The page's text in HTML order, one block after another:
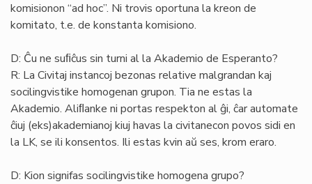
komisionon “ad hoc”. Ni trovis oportuna la kreon de
komitato, t.e. de konstanta komisiono.
D: Ĉu ne suﬁĉus sin turni al la Akademio de Esperanto?
R: La Civitaj instancoj bezonas relative malgrandan kaj
socilingvistike homogenan grupon. Tia ne estas la
Akademio. Aliﬂanke ni portas respekton al ĝi, ĉar automate
ĉiuj (eks)akademianoj kiuj havas la civitanecon povos sidi en
la LK, se ili konsentos. Ili estas kvin aŭ ses, krom eraro.
D: Kion signifas socilingvistike homogena grupo?